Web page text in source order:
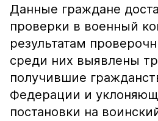
Данные граждане
проверки в военный
результатам
среди них выявлены
получившие
Федерации и
постановки на